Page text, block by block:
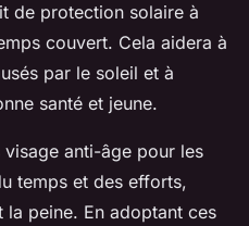
de protection solaire à
couvert. Cela aidera à
par le soleil et à
santé et jeune.
visage anti-âge pour les
temps et des efforts,
la peine. En adoptant ces